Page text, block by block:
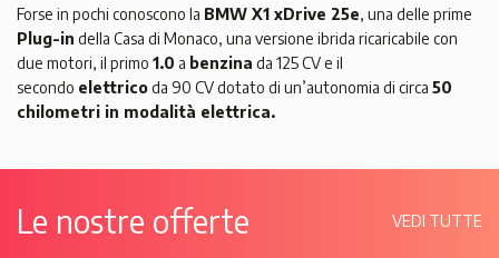
Forse in pochi conoscono la BMW X1 xDrive 25e, una delle prime
Plug-in della Casa di Monaco, una versione ibrida ricaricabile con
due motori, il primo 1.0 a benzina da 125 CV e il
secondo elettricoda 90 CV dotato di un’autonomia di circa 50
chilometri in modalità elettrica.
Le nostre offerte VEDI TUTTE